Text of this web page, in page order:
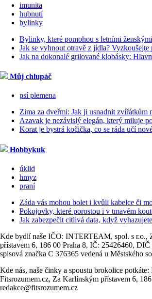
imunita
hubnutí
bylinky
Bylinky, které pomohou s letními
Jak se vyhnout otravě z jídla?
Jak na dokonalé grilované klobásky:
Můj chlupáč
psí plemena
Zima za dveřmi: Jak ji usnadnit zvířátkům
Azavak je nezávislý elegán, který miluje
Korat je bystrá kočička, co se ráda učí
Hobbykuk
úklid
hmyz
praní
Záda vás mohou bolet i kvůli kabelce či
Pokojovky, které porostou i v tmavém
Jak zabezpečit citlivá data, když
Kde bydlí naše IČO: INTERTEAM, spol. s r.o.,
přístavem 6, 186 00 Praha 8, IČ: 25426460,
spisová značka C 376365 vedená u Městského
Kde nás, naše činky a spoustu brokolice potkáte:
Fitsrozumem.cz, Za Karlínským přístavem 6,
redakce@fitsrozumem.cz